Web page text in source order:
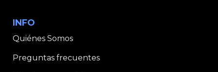
INFO
Quiénes Somos
Preguntas frecuentes